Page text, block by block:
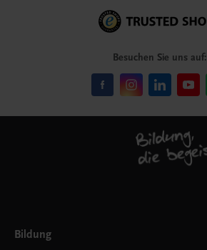
Besuchen Sie uns auf:
Bildung